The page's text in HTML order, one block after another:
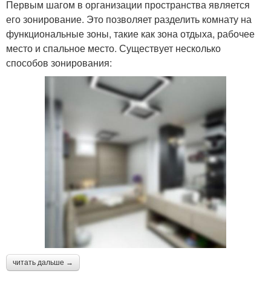
Первым шагом в организации пространства является
его зонирование. Это позволяет разделить комнату на
функциональные зоны, такие как зона отдыха, рабочее
место и спальное место. Существует несколько
способов зонирования:
читать дальше →